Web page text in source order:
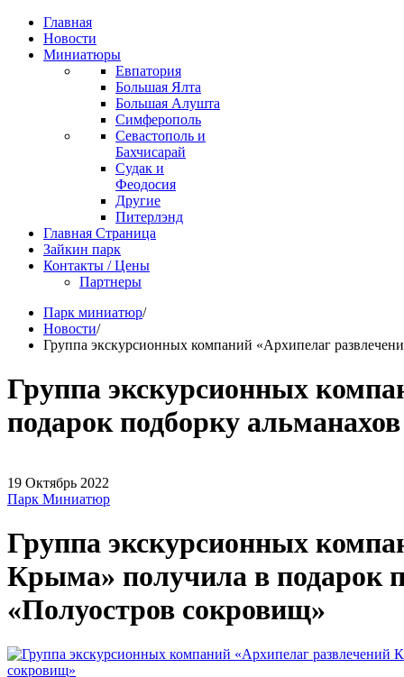
Главная
Новости
Миниатюры
Евпатория
Большая Ялта
Большая Алушта
Симферополь
Севастополь и
Бахчисарай
Судак и
Феодосия
Другие
Питерлэнд
Главная Страница
Зайкин парк
Контакты / Цены
Партнеры
Парк миниатюр/
Новости/
Группа экскурсионных компаний «Архипелаг
Группа экскурсионных
подарок подборку
19 Октябрь 2022
Парк Миниатюр
Группа экскурсионных
Крыма» получила в подарок
«Полуостров сокровищ»